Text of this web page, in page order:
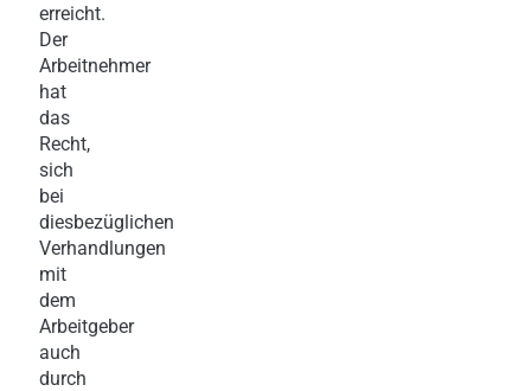
erreicht.
Der
Arbeitnehmer
hat
das
Recht,
sich
bei
diesbezüglichen
Verhandlungen
mit
dem
Arbeitgeber
auch
durch